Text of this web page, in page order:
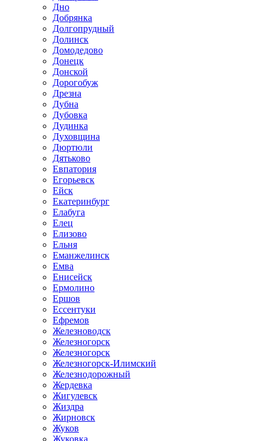
Дно
Добрянка
Долгопрудный
Долинск
Домодедово
Донецк
Донской
Дорогобуж
Дрезна
Дубна
Дубовка
Дудинка
Духовщина
Дюртюли
Дятьково
Евпатория
Егорьевск
Ейск
Екатеринбург
Елабуга
Елец
Елизово
Ельня
Еманжелинск
Емва
Енисейск
Ермолино
Ершов
Ессентуки
Ефремов
Железноводск
Железногорск
Железногорск
Железногорск-Илимский
Железнодорожный
Жердевка
Жигулевск
Жиздра
Жирновск
Жуков
Жуковка